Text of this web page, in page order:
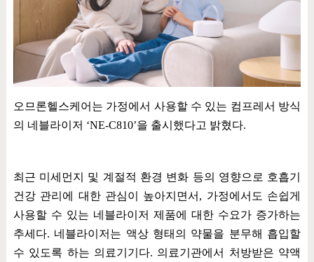
오므론헬스케어는 가정에서 사용할 수 있는 컴프레서 방식
의 네블라이저 ‘NE-C810’을 출시했다고 밝혔다.
최근 미세먼지 및 계절적 환경 변화 등의 영향으로 호흡기
건강 관리에 대한 관심이 높아지면서 , 가정에서도 손쉽게
사용할 수 있는 네블라이저 제품에 대한 수요가 증가하는
추세다. 네블라이저는 액상 형태의 약물을 분무해 흡입할
수 있도록 하는 의료기기다. 의료기관에서 처방받은 약액